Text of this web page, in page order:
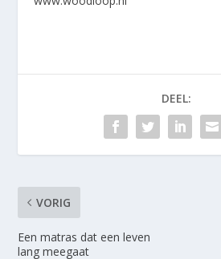
DEEL:
VORIG
Een matras dat een leven
lang meegaat